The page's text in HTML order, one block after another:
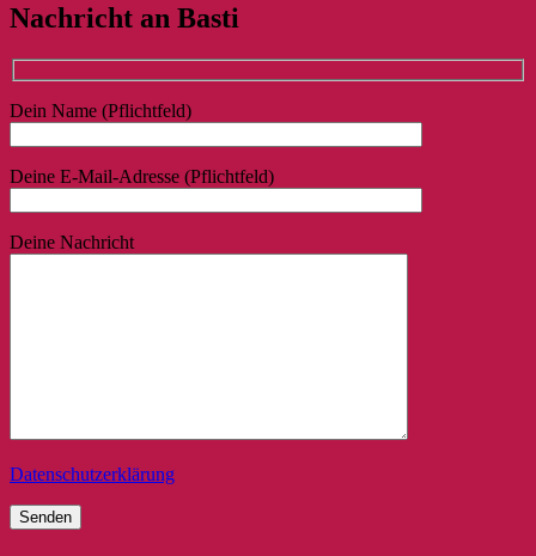
Nachricht an Basti
Dein Name (Pflichtfeld)
Deine E-Mail-Adresse (Pflichtfeld)
Deine Nachricht
Datenschutzerklärung